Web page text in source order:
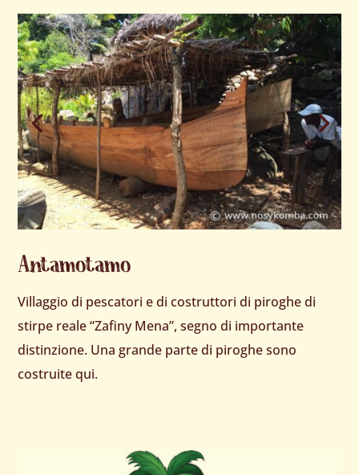
Antamotamo
Villaggio di pescatori e di costruttori di piroghe di
stirpe reale “Zafiny Mena”, segno di importante
distinzione. Una grande parte di piroghe sono
costruite qui.